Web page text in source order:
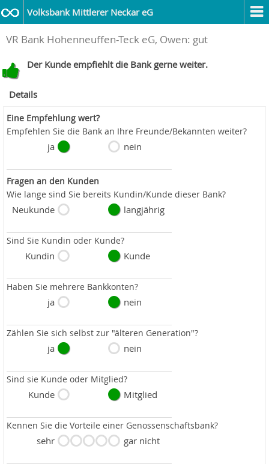
Volksbank Mittlerer Neckar eG
VR Bank Hohenneuffen-Teck eG, Owen: gut
Der Kunde empfiehlt die Bank gerne weiter.
Details
Eine Empfehlung wert?
Empfehlen Sie die Bank an Ihre Freunde/Bekannten weiter?
ja nein
Fragen an den Kunden
Wie lange sind Sie bereits Kundin/Kunde dieser Bank?
Neukunde langjährig
Sind Sie Kundin oder Kunde?
Kundin Kunde
Haben Sie mehrere Bankkonten?
ja nein
Zählen Sie sich selbst zur "älteren Generation"?
ja nein
Sind sie Kunde oder Mitglied?
Kunde Mitglied
Kennen Sie die Vorteile einer Genossenschaftsbank?
sehr gar nicht